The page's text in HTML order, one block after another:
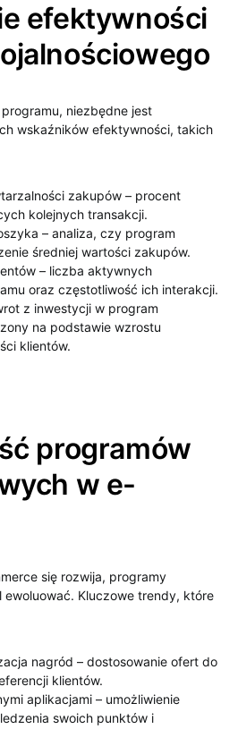
efektywności
niezbędne jest
wskaźników efektywności, takich
zakupów – procent
kolejnych transakcji.
– analiza, czy program
średniej wartości zakupów.
– liczba aktywnych
oraz częstotliwość ich interakcji.
z inwestycji w program
na podstawie wzrostu
klientów.
programów
w e-
się rozwija, programy
ewoluować. Kluczowe trendy, które
nagród – dostosowanie ofert do
klientów.
aplikacjami – umożliwienie
swoich punktów i